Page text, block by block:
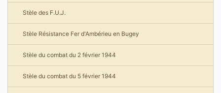
Stèle des F.U.J.
Stèle Résistance Fer d'Ambérieu en Bugey
Stèle du combat du 2 février 1944
Stèle du combat du 5 février 1944